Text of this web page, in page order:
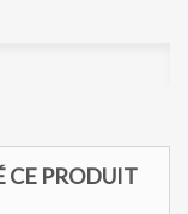
CE PRODUIT